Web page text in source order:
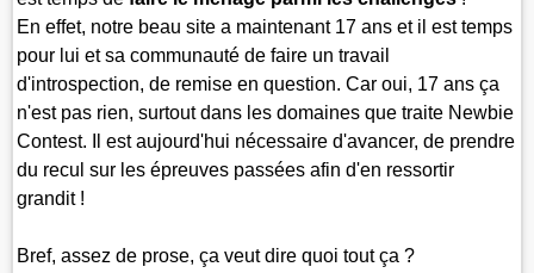
En effet, notre beau site a maintenant 17 ans et il est temps
pour lui et sa communauté de faire un travail
d'introspection, de remise en question. Car oui, 17 ans ça
n'est pas rien, surtout dans les domaines que traite Newbie
Contest. Il est aujourd'hui nécessaire d'avancer, de prendre
du recul sur les épreuves passées afin d'en ressortir
grandit !
Bref, assez de prose, ça veut dire quoi tout ça ?